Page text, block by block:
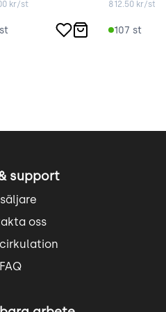
kr/st
st
812.50kr/st
107 st
support
oss
FAQ